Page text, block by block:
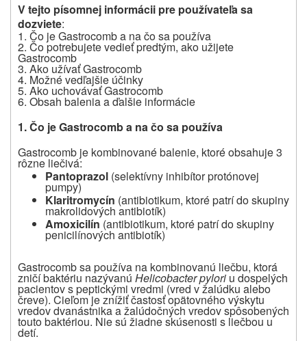
V tejto písomnej informácii pre používateľa sa
dozviete:
1. Čo je Gastrocomb a na čo sa používa
2. Čo potrebujete vedieť predtým, ako užijete
Gastrocomb
3. Ako užívať Gastrocomb
4. Možné vedľajšie účinky
5. Ako uchovávať Gastrocomb
6. Obsah balenia a ďalšie informácie
1.Čo je Gastrocomb a na čo sa používa
Gastrocomb je kombinované balenie, ktoré obsahuje 3
rôzne liečivá:
Pantoprazol (selektívny inhibítor protónovej
pumpy)
Klaritromycín (antibiotikum, ktoré patrí do skupiny
makrolidových antibiotík)
Amoxicilín (antibiotikum, ktoré patrí do skupiny
penicilínových antibiotík)
Gastrocomb sa používa na kombinovanú liečbu, ktorá
zničí baktériu nazývanú Helicobacter pylori u dospelých
pacientov s peptickými vredmi (vred v žalúdku alebo
čreve). Cieľom je znížiť častosť opätovného výskytu
vredov dvanástnika a žalúdočných vredov spôsobených
touto baktériou. Nie sú žiadne skúsenosti s liečbou u
detí.